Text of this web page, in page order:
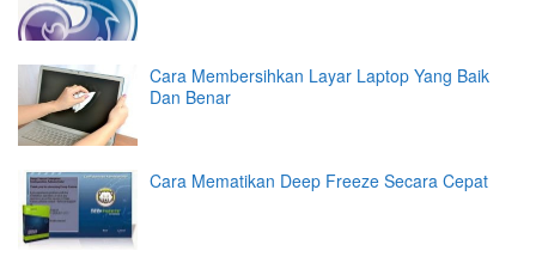
Cara Membersihkan Layar Laptop Yang Baik
Dan Benar
Cara Mematikan Deep Freeze Secara Cepat